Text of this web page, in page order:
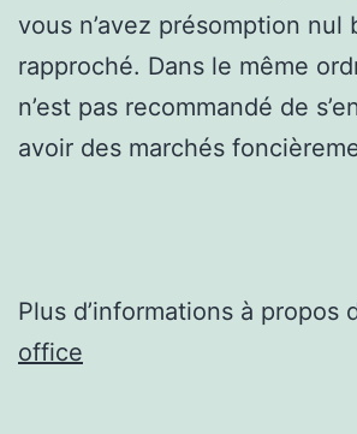
vous n’avez présomption nul
rapproché. Dans le même
n’est pas recommandé de
avoir des marchés
Plus d’informations à propos
office